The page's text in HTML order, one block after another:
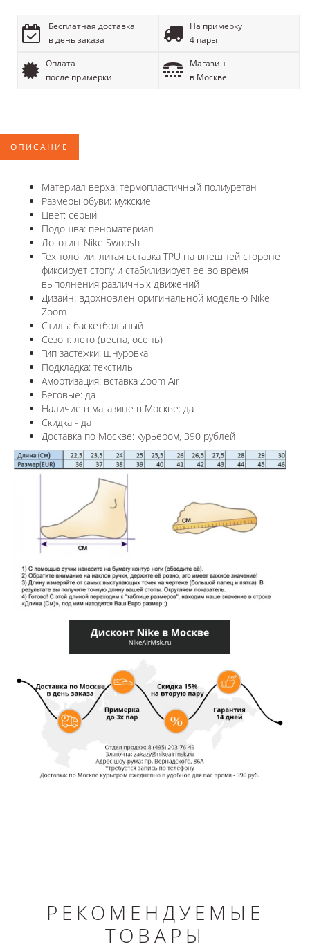
Бесплатная доставка
в день заказа
На примерку
4 пары
Оплата
после примерки
Магазин
в Москве
ОПИСАНИЕ
Материал верха: термопластичный полиуретан
Размеры обуви: мужские
Цвет: серый
Подошва: пеноматериал
Логотип: Nike Swoosh
Технологии: литая вставка TPU на внешней стороне
фиксирует стопу и стабилизирует ее во время
выполнения различных движений
Дизайн: вдохновлен оригинальной моделью Nike
Zoom
Стиль: баскетбольный
Сезон: лето (весна, осень)
Тип застежки: шнуровка
Подкладка: текстиль
Амортизация: вставка Zoom Air
Беговые: да
Наличие в магазине в Москве: да
Скидка - да
Доставка по Москве: курьером, 390 рублей
РЕКОМЕНДУЕМЫЕ
ТОВАРЫ